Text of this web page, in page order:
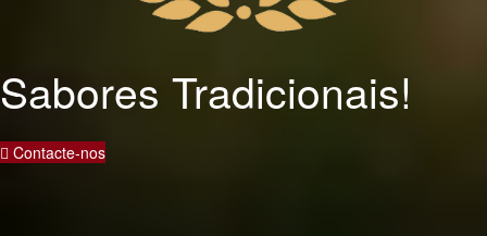
Sabores Tradicionais!
Contacte-nos